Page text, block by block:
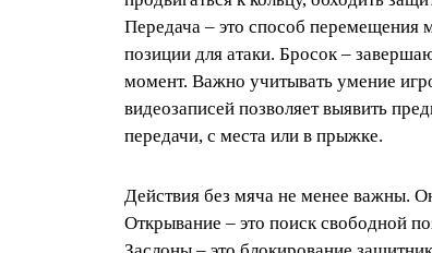
Передача – это способ перемещения
позиции для атаки. Бросок –
момент. Важно учитывать умение
видеозаписей позволяет выявить
передачи, с места или в прыжке.
Действия без мяча не менее важны.
Открывание – это поиск свободной